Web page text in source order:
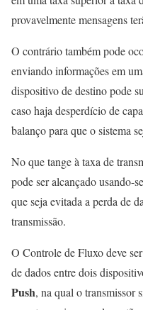
provavelmente mensagens
O contrário também pode
enviando informações em
dispositivo de destino pode
caso haja desperdício de
balanço para que o sistema
No que tange à taxa de
pode ser alcançado usando-
que seja evitada a perda de
transmissão.
O Controle de Fluxo deve
de dados entre dois
Push, na qual o transmissor